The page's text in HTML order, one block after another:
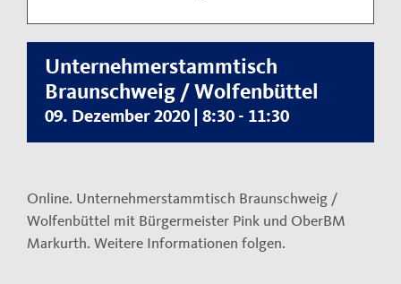
Termine vor Ort
Neuigkeiten
Der Bormann-Bulli
Datenschutzerklärung
Unternehmerstammtisch
Braunschweig / Wolfenbüttel
09. Dezember 2020 | 8:30 - 11:30
Online. Unternehmerstammtisch Braunschweig /
Wolfenbüttel mit Bürgermeister Pink und OberBM
Markurth. Weitere Informationen folgen.